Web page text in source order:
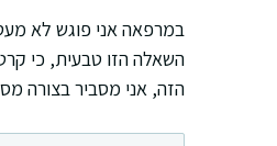
במרפאה אני פוגש לא
השאלה הזו טבעית, כי
הזה, אני מסביר בצורה